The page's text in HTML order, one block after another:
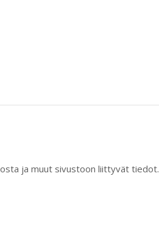
ja muut sivustoon liittyvät tiedot.